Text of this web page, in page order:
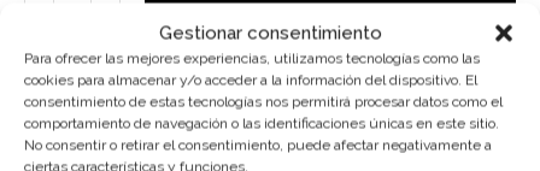
Gestionar consentimiento
Para ofrecer las mejores experiencias, utilizamos tecnologías como las
cookies para almacenar y/o acceder a la información del dispositivo. El
consentimiento de estas tecnologías nos permitirá procesar datos como el
comportamiento de navegación o las identificaciones únicas en este sitio.
No consentir o retirar el consentimiento, puede afectar negativamente a
ciertas características y funciones.
SKU: 3989
Categoría: Boda-Enlaces